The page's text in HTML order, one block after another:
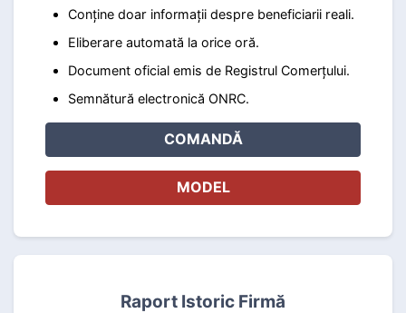
Conține doar informații despre beneficiarii reali.
Eliberare automată la orice oră.
Document oficial emis de Registrul Comerțului.
Semnătură electronică ONRC.
COMANDĂ
MODEL
Raport Istoric Firmă